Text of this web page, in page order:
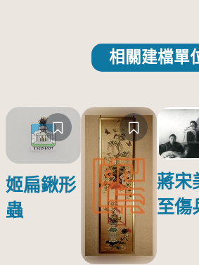
相關建檔單
姬扁鍬形
蟲
蔣宋
至傷
傷日